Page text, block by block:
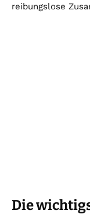
reibungslose
Die